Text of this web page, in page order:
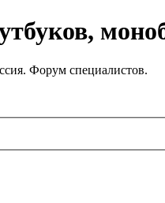
Форум специалистов.